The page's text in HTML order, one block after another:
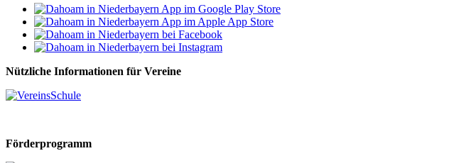
Nützliche Informationen für Vereine
Förderprogramm